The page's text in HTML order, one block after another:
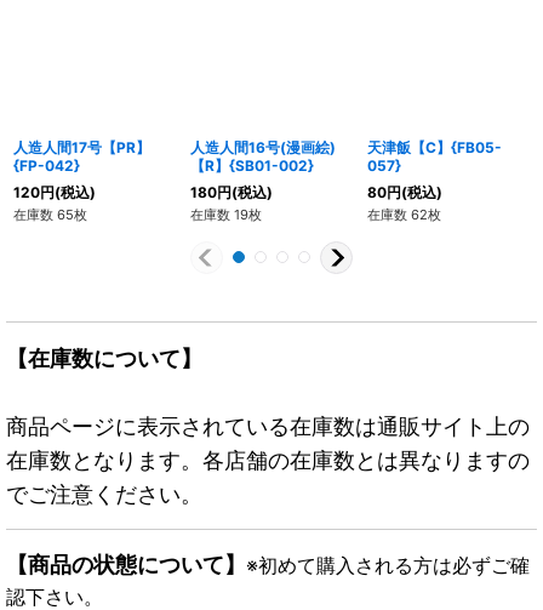
人造人間17号【PR】
{FP-042}
120円(税込)
在庫数 65枚
人造人間16号(漫画絵)
【R】{SB01-002}
180円(税込)
在庫数 19枚
天津飯【C】{FB05-
057}
80円(税込)
在庫数 62枚
【在庫数について】
商品ページに表示されている在庫数は通販サイト上の
在庫数となります。各店舗の在庫数とは異なりますの
でご注意ください。
【商品の状態について】 ※初めて購入される方は必ずご確
認下さい。